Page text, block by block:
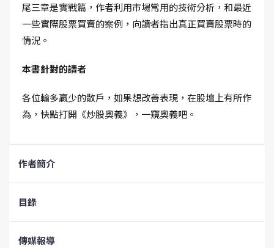
尾三章是實戰篇，作者利用市場常用的技術分析，和最近
一些實際股票買賣的案例，向讀者指出真正買賣股票時的
情況。
本書針對的讀者
各位輸多贏少的散戶，如果想改善表現，在股壇上有所作
為，快點打開《炒股奧義》，一窺奧義吧。
作者簡介
目錄
傳媒報導